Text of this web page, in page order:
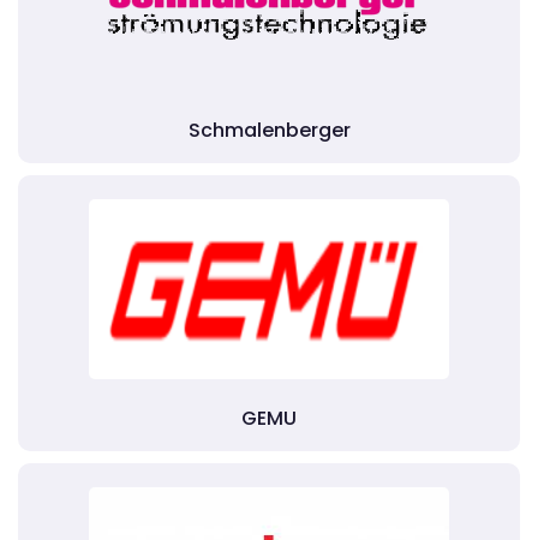
Schmalenberger
GEMU